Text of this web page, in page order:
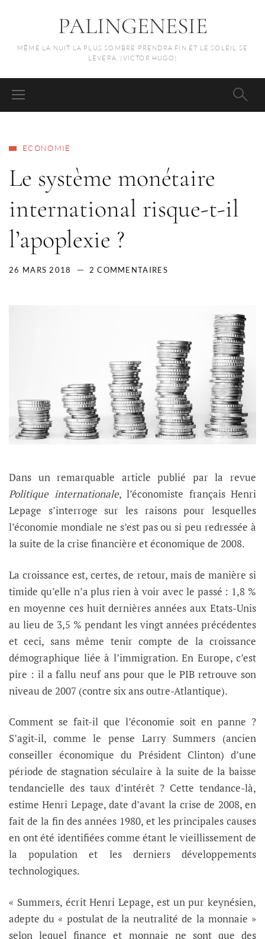
PALINGENESIE
MÊME LA NUIT LA PLUS SOMBRE PRENDRA FIN ET LE SOLEIL SE
LÈVERA. (VICTOR HUGO)
ECONOMIE
Le système monétaire
international risque-t-il
l’apoplexie ?
26 MARS 2018 2 COMMENTAIRES
Dans un remarquable article publié par la revue
Politique internationale, l’économiste français Henri
Lepage s’interroge sur les raisons pour lesquelles
l’économie mondiale ne s’est pas ou si peu redressée à
la suite de la crise financière et économique de 2008.
La croissance est, certes, de retour, mais de manière si
timide qu’elle n’a plus rien à voir avec le passé : 1,8 %
en moyenne ces huit dernières années aux Etats-Unis
au lieu de 3,5 % pendant les vingt années précédentes
et ceci, sans même tenir compte de la croissance
démographique liée à l’immigration. En Europe, c’est
pire : il a fallu neuf ans pour que le PIB retrouve son
niveau de 2007 (contre six ans outre-Atlantique).
Comment se fait-il que l’économie soit en panne ?
S’agit-il, comme le pense Larry Summers (ancien
conseiller économique du Président Clinton) d’une
période de stagnation séculaire à la suite de la baisse
tendancielle des taux d’intérêt ? Cette tendance-là,
estime Henri Lepage, date d’avant la crise de 2008, en
fait de la fin des années 1980, et les principales causes
en ont été identifiées comme étant le vieillissement de
la population et les derniers développements
technologiques.
« Summers, écrit Henri Lepage, est un pur keynésien,
adepte du « postulat de la neutralité de la monnaie »
selon lequel finance et monnaie ne sont que des